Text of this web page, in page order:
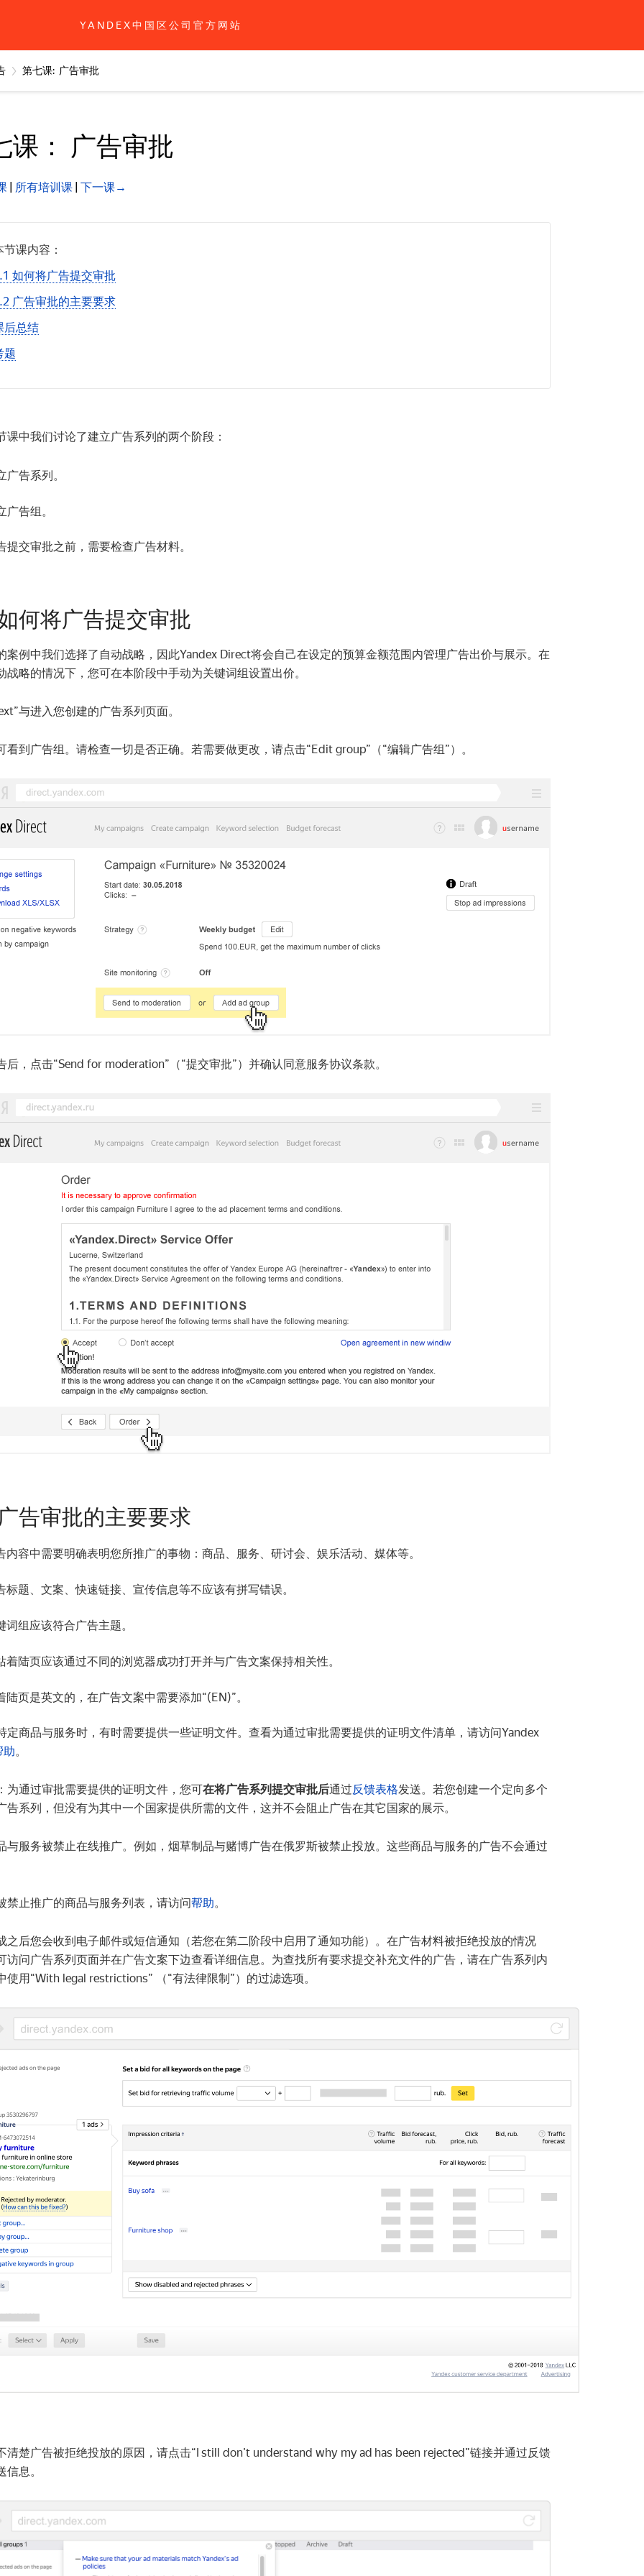
YANDEX中国区公司官方网站
第七课: 广告审批
课： 广告审批
所有培训课 下一课→
节课内容：
如何将广告提交审批
广告审批的主要要求
后总结
题
课中我们讨论了建立广告系列的两个阶段：
广告系列。
广告组。
提交审批之前，需要检查广告材料。
何将广告提交审批
案例中我们选择了自动战略，因此Yandex Direct将会自己在设定的预算金额范围内管理广告出价与展示。在
战略的情况下，您可在本阶段中手动为关键词组设置出价。
与进入您创建的广告系列页面。
看到广告组。请检查一切是否正确。若需要做更改，请点击“Edit group”（“编辑广告组”）。
后，点击“Send for moderation”（“提交审批”）并确认同意服务协议条款。
告审批的主要要求
内容中需要明确表明您所推广的事物：商品、服务、研讨会、娱乐活动、媒体等。
标题、文案、快速链接、宣传信息等不应该有拼写错误。
词组应该符合广告主题。
着陆页应该通过不同的浏览器成功打开并与广告文案保持相关性。
陆页是英文的，在广告文案中需要添加“(EN)”。
定商品与服务时，有时需要提供一些证明文件。查看为通过审批需要提供的证明文件清单，请访问Yandex
助。
为通过审批需要提供的证明文件，您可在将广告系列提交审批后通过反馈表格发送。若您创建一个定向多个
告系列，但没有为其中一个国家提供所需的文件，这并不会阻止广告在其它国家的展示。
与服务被禁止在线推广。例如，烟草制品与赌博广告在俄罗斯被禁止投放。这些商品与服务的广告不会通过
禁止推广的商品与服务列表，请访问帮助。
之后您会收到电子邮件或短信通知（若您在第二阶段中启用了通知功能）。在广告材料被拒绝投放的情况
访问广告系列页面并在广告文案下边查看详细信息。为查找所有要求提交补充文件的广告，请在广告系列内
使用“With legal restrictions” （“有法律限制”）的过滤选项。
清楚广告被拒绝投放的原因，请点击“I still don’t understand why my ad has been rejected”链接并通过反馈
信息。